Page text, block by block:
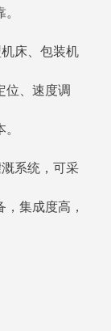
床、包装机
位、速度调
系统，可采
集成度高，